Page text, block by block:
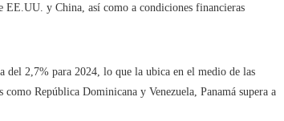
EE.UU. y China, así como a condiciones financieras
del 2,7% para 2024, lo que la ubica en el medio de las
República Dominicana y Venezuela, Panamá supera a